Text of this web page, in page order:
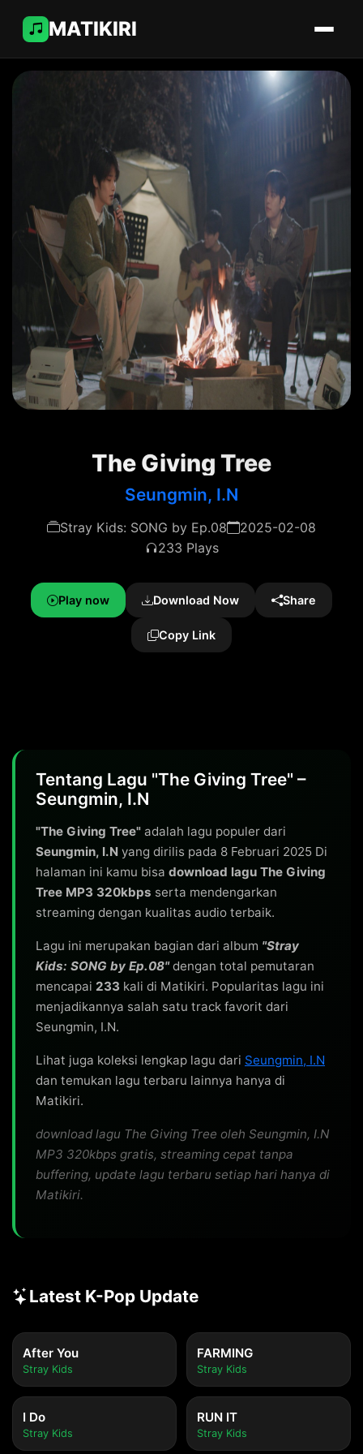
MATIKIRI
The Giving Tree
Seungmin, I.N
Stray Kids: SONG by Ep.08
2025-02-08
233 Plays
Play now Download Now Share
Copy Link
Tentang Lagu "The Giving Tree" –
Seungmin, I.N
"The Giving Tree" adalah lagu populer dari
Seungmin, I.N yang dirilis pada 8 Februari 2025 Di
halaman ini kamu bisa download lagu The Giving
Tree MP3 320kbps serta mendengarkan
streaming dengan kualitas audio terbaik.
Lagu ini merupakan bagian dari album "Stray
Kids: SONG by Ep.08"dengan total pemutaran
mencapai 233 kali di Matikiri. Popularitas lagu ini
menjadikannya salah satu track favorit dari
Seungmin, I.N.
Lihat juga koleksi lengkap lagu dari Seungmin, I.N
dan temukan lagu terbaru lainnya hanya di
Matikiri.
download lagu The Giving Tree oleh Seungmin, I.N
MP3 320kbps gratis, streaming cepat tanpa
buffering, update lagu terbaru setiap hari hanya di
Matikiri.
Latest K-Pop Update
After You
Stray Kids
FARMING
Stray Kids
I Do
Stray Kids
RUN IT
Stray Kids